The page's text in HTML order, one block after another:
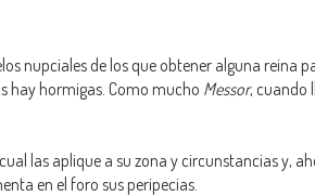
nupciales de los que obtener alguna reina
hay hormigas. Como mucho Messor, cuando
las aplique a su zona y circunstancias y,
en el foro sus peripecias.